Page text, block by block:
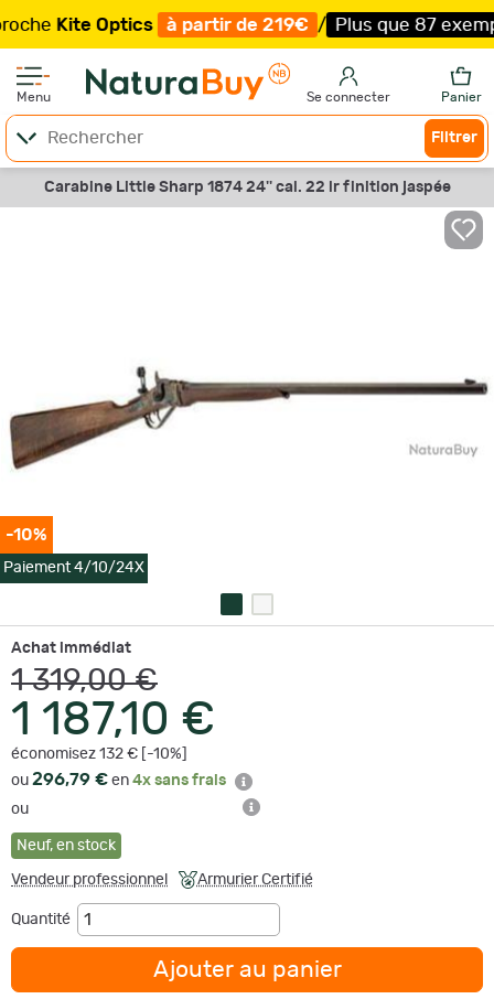
Kite Optics à partir de 219€ / Plus que 87
Menu Se connecter Panier
Filtrer
Carabine Little Sharp 1874 24'' cal. 22 lr finition jaspée
-10%
Paiement 4/10/24X
Achat immédiat
1 319,00 €
1 187,10 €
économisez 132 € [-10%]
ou 296,79 € en 4x sans frais
ou
Neuf, en stock
Vendeur professionnel Armurier Certifié
Quantité
Ajouter au panier